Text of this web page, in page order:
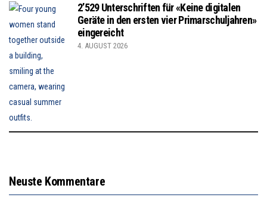
2’529 Unterschriften für «Keine digitalen
Geräte in den ersten vier Primarschuljahren»
eingereicht
4. AUGUST 2026
Neuste Kommentare